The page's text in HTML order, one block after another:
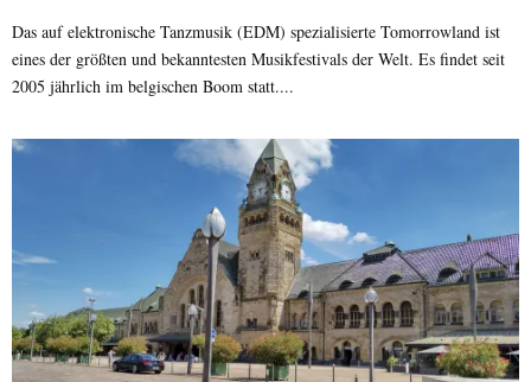
Das auf elektronische Tanzmusik (EDM) spezialisierte Tomorrowland ist
eines der größten und bekanntesten Musikfestivals der Welt. Es findet seit
2005 jährlich im belgischen Boom statt....